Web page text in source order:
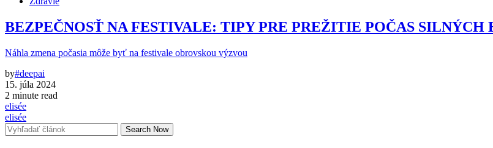
BEZPEČNOSŤ NA FESTIVALE: TIPY PRE PREŽITIE POČAS SILNÝCH
Náhla zmena počasia môže byť na festivale obrovskou výzvou
by#deepai
15. júla 2024
2 minute read
elisée
elisée
Search Now